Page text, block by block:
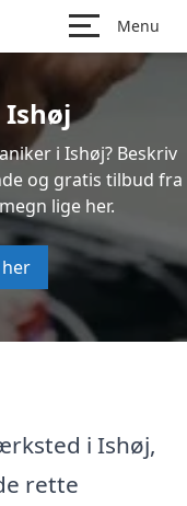
Menu
i Ishøj? Beskriv
og gratis tilbud fra
lige her.
i Ishøj,
rette